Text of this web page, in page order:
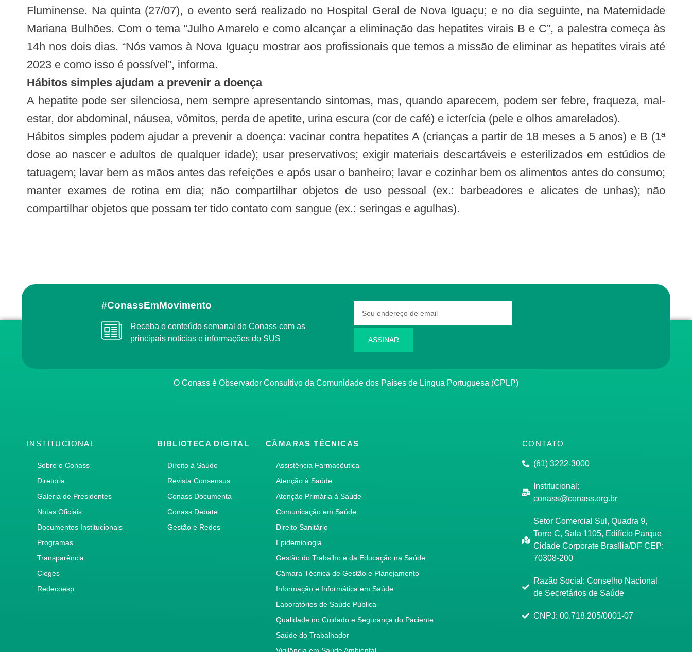
Fluminense. Na quinta (27/07), o evento será realizado no Hospital Geral de Nova Iguaçu; e no dia seguinte, na Maternidade
Mariana Bulhões. Com o tema “Julho Amarelo e como alcançar a eliminação das hepatites virais B e C”, a palestra começa às
14h nos dois dias. “Nós vamos à Nova Iguaçu mostrar aos profissionais que temos a missão de eliminar as hepatites virais até
2023 e como isso é possível”, informa.
Hábitos simples ajudam a prevenir a doença
A hepatite pode ser silenciosa, nem sempre apresentando sintomas, mas, quando aparecem, podem ser febre, fraqueza, mal-
estar, dor abdominal, náusea, vômitos, perda de apetite, urina escura (cor de café) e icterícia (pele e olhos amarelados).
Hábitos simples podem ajudar a prevenir a doença: vacinar contra hepatites A (crianças a partir de 18 meses a 5 anos) e B (1ª
dose ao nascer e adultos de qualquer idade); usar preservativos; exigir materiais descartáveis e esterilizados em estúdios de
tatuagem; lavar bem as mãos antes das refeições e após usar o banheiro; lavar e cozinhar bem os alimentos antes do consumo;
manter exames de rotina em dia; não compartilhar objetos de uso pessoal (ex.: barbeadores e alicates de unhas); não
compartilhar objetos que possam ter tido contato com sangue (ex.: seringas e agulhas).
#ConassEmMovimento
Receba o conteúdo semanal do Conass com as
principais notícias e informações do SUS
ASSINAR
O Conass é Observador Consultivo da Comunidade dos Países de Língua Portuguesa (CPLP)
INSTITUCIONAL
Sobre o Conass
Diretoria
Galeria de Presidentes
Notas Oficiais
Documentos Institucionais
Programas
Transparência
Cieges
Redecoesp
BIBLIOTECA DIGITAL
Direito à Saúde
Revista Consensus
Conass Documenta
Conass Debate
Gestão e Redes
CÂMARAS TÉCNICAS
Assistência Farmacêutica
Atenção à Saúde
Atenção Primária à Saúde
Comunicação em Saúde
Direito Sanitário
Epidemiologia
Gestão do Trabalho e da Educação na Saúde
Câmara Técnica de Gestão e Planejamento
Informação e Informática em Saúde
Laboratórios de Saúde Pública
Qualidade no Cuidado e Segurança do Paciente
Saúde do Trabalhador
CONTATO
(61) 3222-3000
Institucional:
conass@conass.org.br
Setor Comercial Sul, Quadra 9,
Torre C, Sala 1105, Edifício Parque
Cidade Corporate Brasília/DF CEP:
70308-200
Razão Social: Conselho Nacional
de Secretários de Saúde
CNPJ: 00.718.205/0001-07